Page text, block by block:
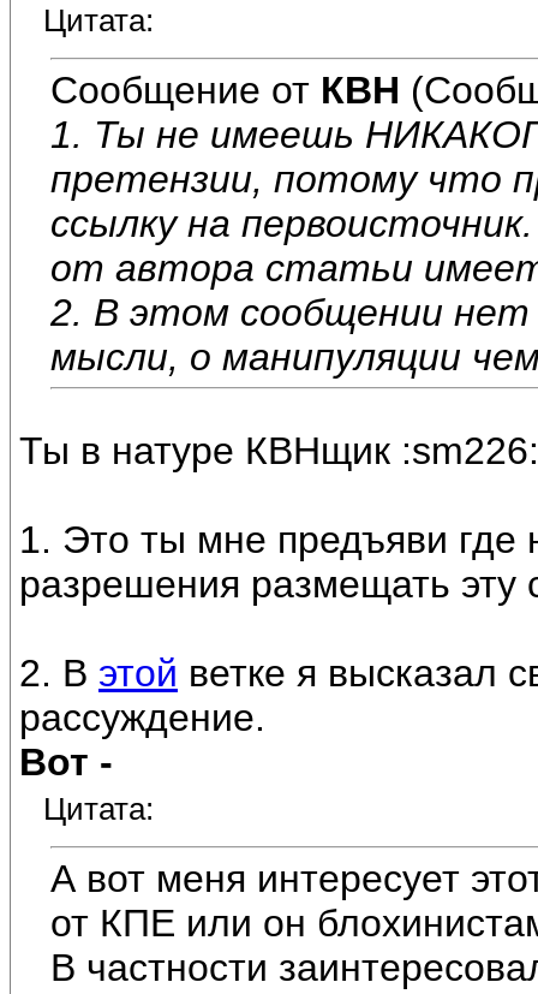
Цитата:
Сообщение от КВН
1. Ты не имеешь
претензии, потому что
ссылку на
от автора статьи
2. В этом сообщении нет
мысли, о манипуляции
Ты в натуре КВНщик :sm226:
1. Это ты мне предъяви где
разрешения размещать эту
2. В этой ветке я высказал
рассуждение.
Вот -
Цитата:
А вот меня интересует
от КПЕ или он
В частности